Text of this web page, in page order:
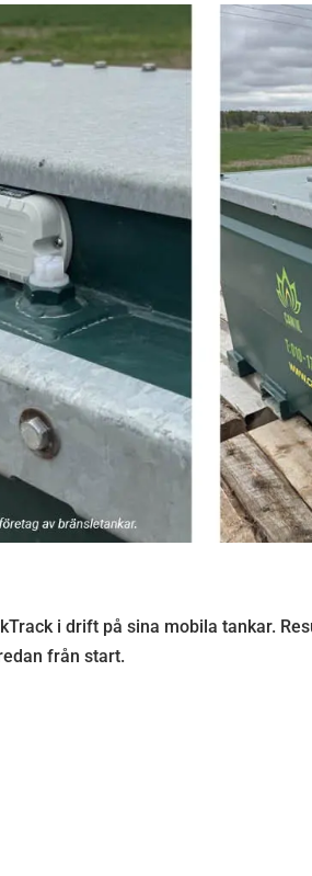
i drift på sina mobila tankar.
från start.